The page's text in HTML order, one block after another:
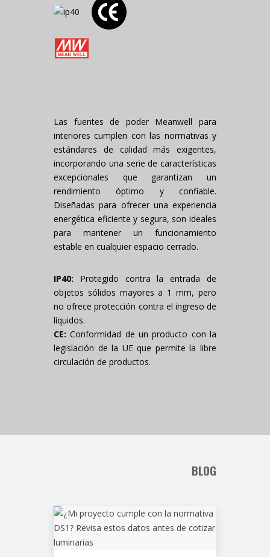
Las fuentes de poder Meanwell para
interiores cumplen con las normativas y
estándares de calidad más exigentes,
incorporando una serie de características
excepcionales que garantizan un
rendimiento óptimo y confiable.
Diseñadas para ofrecer una experiencia
energética eficiente y segura, son ideales
para mantener un funcionamiento
estable en cualquier espacio cerrado.
IP40: Protegido contra la entrada de
objetos sólidos mayores a 1 mm, pero
no ofrece protección contra el ingreso de
líquidos.
CE: Conformidad de un producto con la
legislación de la UE que permite la libre
circulación de productos.
BLOG